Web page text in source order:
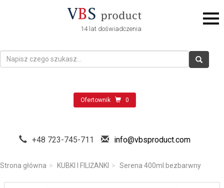
14 lat doświadczenia
Ofertownik 0
+48 723-745-711 info@vbsproduct.com
Strona główna KUBKI I FILIŻANKI Serena 400ml bezbarwny